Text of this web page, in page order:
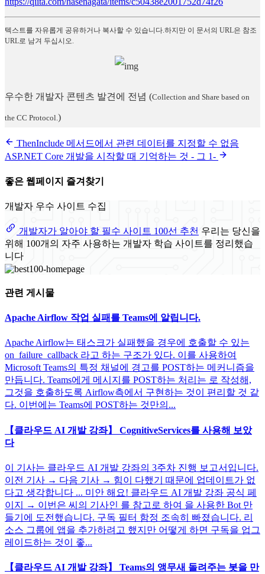
텍스트를 자유롭게 공유하거나 복사할 수 있습니다.하지만 이 문서의 URL은 참조
URL로 남겨 두십시오.
우수한 개발자 콘텐츠 발견에 전념 (Collection and Share based on
the CC Protocol. )
ThenInclude 메서드에서 관련 데이터를 지정할 수 없음
ASP.NET Core 개발을 시작할 때 기억하는 것 - 그 1-
좋은 웹페이지 즐겨찾기
개발자 우수 사이트 수집
개발자가 알아야 할 필수 사이트 100선 추천 우리는 당신을
위해 100개의 자주 사용하는 개발자 학습 사이트를 정리했습
니다
관련 게시물
Apache Airflow 작업 실패를 Teams에 알립니다.
Apache Airflow는 태스크가 실패했을 경우에 호출할 수 있는
on_failure_callback 라고 하는 구조가 있다. 이를 사용하여
Microsoft Teams의 특정 채널에 경고를 POST하는 메커니즘을
만듭니다. Teams에게 메시지를 POST하는 처리는 로 작성해,
그것을 호출하도록 Airflow측에서 구현하는 것이 편리할 것 같
다. 이번에는 Teams에 POST하는 것만의...
【클라우드 AI 개발 강좌】 CognitiveServices를 사용해 보았
다
이 기사는 클라우드 AI 개발 강좌의 3주차 진행 보고서입니다.
이전 기사 → 다음 기사 → 힘이 다했기 때문에 업데이트가 없
다고 생각합니다 ... 미안 해요! 클라우드 AI 개발 강좌 공식 페
이지 → 이번은 씨의 기사인 를 참고로 하여 을 사용한 Bot 만
들기에 도전했습니다. 구독 필터 함정 조속히 빠졌습니다. 리
소스 그룹에 앱을 추가하려고 했지만 어떻게 하면 구독을 업그
레이드하는 것이 좋...
【클라우드 AI 개발 강좌】 Teams의 앵무새 돌려주는 봇을 만